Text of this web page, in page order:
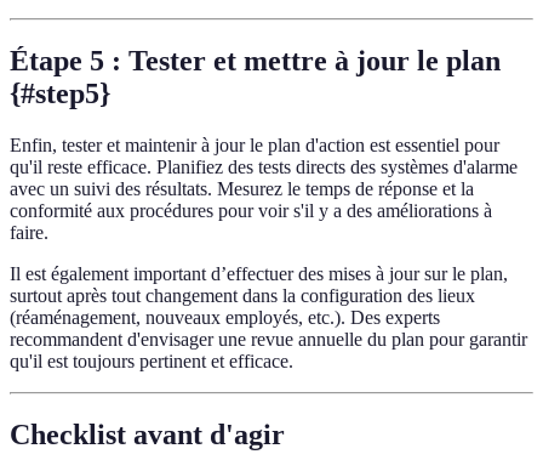
Étape 5 : Tester et mettre à jour le plan
{#step5}
Enfin, tester et maintenir à jour le plan d'action est essentiel pour
qu'il reste efficace. Planifiez des tests directs des systèmes d'alarme
avec un suivi des résultats. Mesurez le temps de réponse et la
conformité aux procédures pour voir s'il y a des améliorations à
faire.
Il est également important d’effectuer des mises à jour sur le plan,
surtout après tout changement dans la configuration des lieux
(réaménagement, nouveaux employés, etc.). Des experts
recommandent d'envisager une revue annuelle du plan pour garantir
qu'il est toujours pertinent et efficace.
Checklist avant d'agir